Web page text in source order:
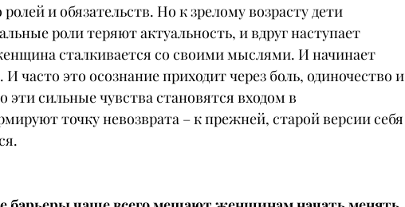
и обязательств. Но к зрелому возрасту дети
роли теряют актуальность, и вдруг наступает
сталкивается со своими мыслями. И начинает
часто это осознание приходит через боль, одиночество и
эти сильные чувства становятся входом в
точку невозврата – к прежней, старой версии себя